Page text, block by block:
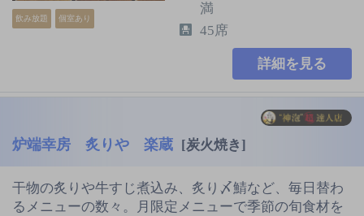
飲み放題 個室あり
満
45席
詳細を見る
炉端幸房 炙りや 楽蔵 [炭火焼き]
干物の炙りや牛すじ煮込み、炙り〆鯖など、毎日替わ
るメニューの数々。月限定メニューで季節の旬食材を